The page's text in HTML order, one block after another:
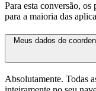
Para esta conversão,
para a maioria das
Meus dados de
Absolutamente. Todas